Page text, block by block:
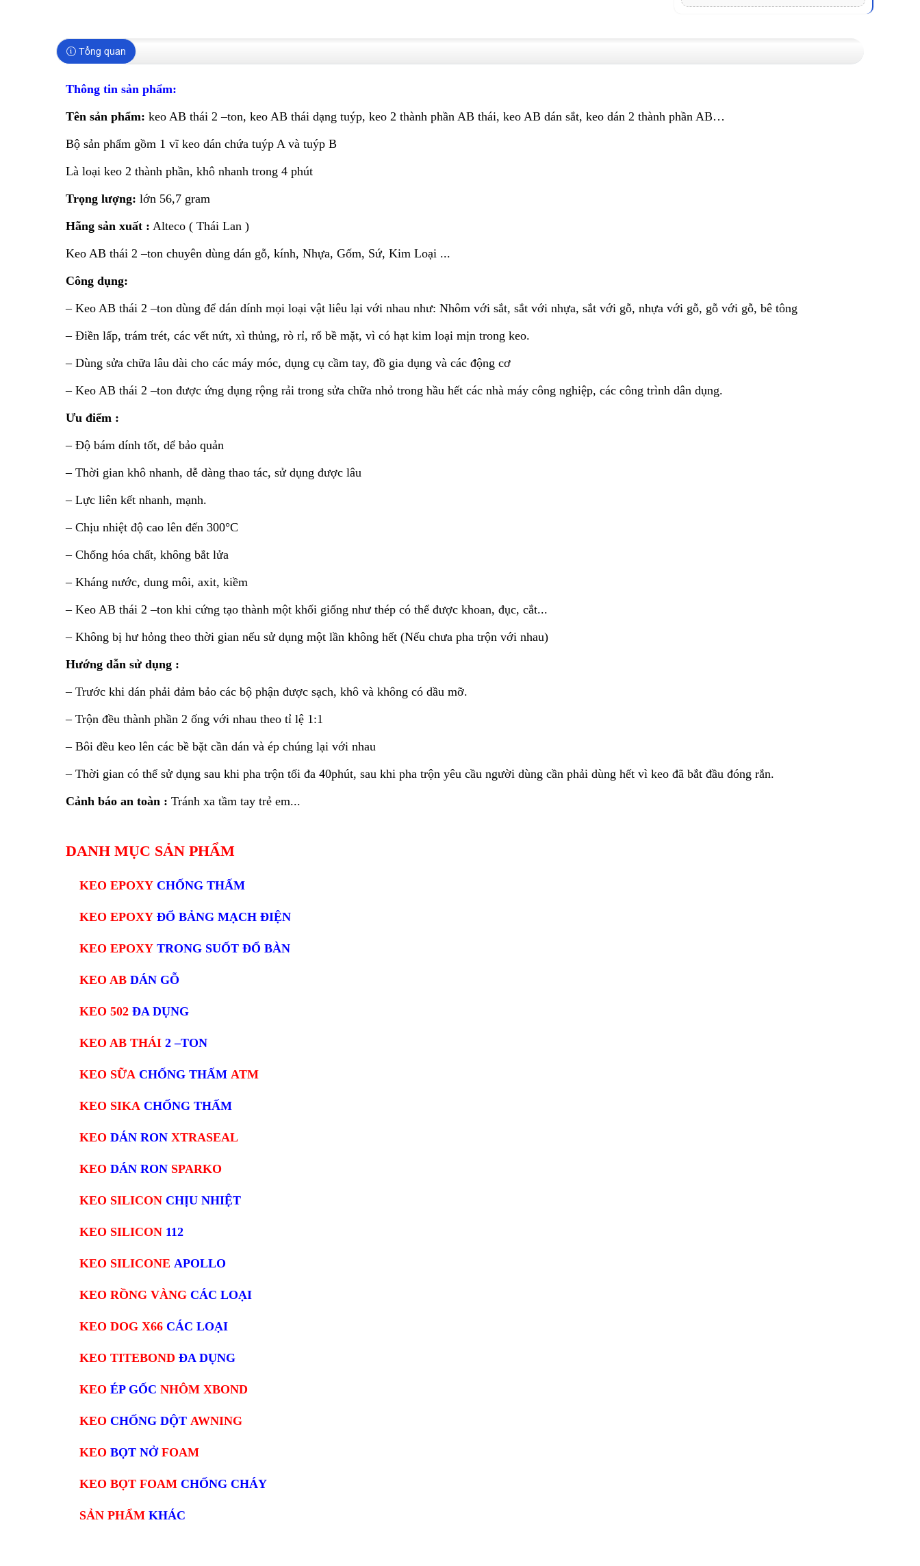
Tổng quan
Thông tin sản phẩm:
Tên sản phẩm: keo AB thái 2 –ton, keo AB thái dạng tuýp, keo 2 thành phần AB thái, keo AB dán sắt, keo dán 2 thành phần AB…
Bộ sản phẩm gồm 1 vĩ keo dán chứa tuýp A và tuýp B
Là loại keo 2 thành phần, khô nhanh trong 4 phút
Trọng lượng: lớn 56,7 gram
Hãng sản xuất : Alteco ( Thái Lan )
Keo AB thái 2 –ton chuyên dùng dán gỗ, kính, Nhựa, Gốm, Sứ, Kim Loại ...
Công dụng:
– Keo AB thái 2 –ton dùng để dán dính mọi loại vật liêu lại với nhau như: Nhôm với sắt, sắt với nhựa, sắt với gỗ, nhựa với gỗ, gỗ với gỗ, bê tông
– Điền lấp, trám trét, các vết nứt, xì thủng, rò rỉ, rổ bề mặt, vì có hạt kim loại mịn trong keo.
– Dùng sửa chữa lâu dài cho các máy móc, dụng cụ cầm tay, đồ gia dụng và các động cơ
– Keo AB thái 2 –ton được ứng dụng rộng rải trong sửa chữa nhỏ trong hầu hết các nhà máy công nghiệp, các công trình dân dụng.
Ưu điểm :
– Độ bám dính tốt, dể bảo quản
– Thời gian khô nhanh, dễ dàng thao tác, sử dụng được lâu
– Lực liên kết nhanh, mạnh.
– Chịu nhiệt độ cao lên đến 300°C
– Chống hóa chất, không bắt lửa
– Kháng nước, dung môi, axit, kiềm
– Keo AB thái 2 –ton khi cứng tạo thành một khối giống như thép có thể được khoan, đục, cắt...
– Không bị hư hỏng theo thời gian nếu sử dụng một lần không hết (Nếu chưa pha trộn với nhau)
Hướng dẫn sử dụng :
– Trước khi dán phải đảm bảo các bộ phận được sạch, khô và không có dầu mỡ.
– Trộn đều thành phần 2 ống với nhau theo tỉ lệ 1:1
– Bôi đều keo lên các bề bặt cần dán và ép chúng lại với nhau
– Thời gian có thể sử dụng sau khi pha trộn tối đa 40phút, sau khi pha trộn yêu cầu người dùng cần phải dùng hết vì keo đã bắt đầu đóng rắn.
Cảnh báo an toàn : Tránh xa tầm tay trẻ em...
DANH MỤC SẢN PHẨM
KEO EPOXY CHỐNG THẤM
KEO EPOXY ĐỔ BẢNG MẠCH ĐIỆN
KEO EPOXY TRONG SUỐT ĐỔ BÀN
KEO AB DÁN GỖ
KEO 502 ĐA DỤNG
KEO AB THÁI 2 –TON
KEO SỮA CHỐNG THẤM ATM
KEO SIKA CHỐNG THẤM
KEO DÁN RON XTRASEAL
KEO DÁN RON SPARKO
KEO SILICON CHỊU NHIỆT
KEO SILICON 112
KEO SILICONE APOLLO
KEO RỒNG VÀNG CÁC LOẠI
KEO DOG X66 CÁC LOẠI
KEO TITEBOND ĐA DỤNG
KEO ÉP GỐC NHÔM XBOND
KEO CHỐNG DỘT AWNING
KEO BỌT NỞ FOAM
KEO BỌT FOAM CHỐNG CHÁY
SẢN PHẨM KHÁC